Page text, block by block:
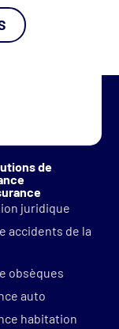
de
juridique
accidents de la
obsèques
auto
habitation